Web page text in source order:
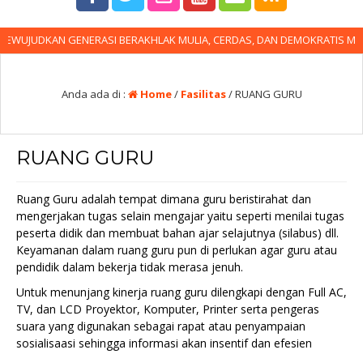
GENERASI BERAKHLAK MULIA, CERDAS, DAN DEMOKRATIS
Anda ada di : Home/ Fasilitas/RUANG GURU
RUANG GURU
Ruang Guru adalah tempat dimana guru beristirahat dan
mengerjakan tugas selain mengajar yaitu seperti menilai tugas
peserta didik dan membuat bahan ajar selajutnya (silabus) dll.
Keyamanan dalam ruang guru pun di perlukan agar guru atau
pendidik dalam bekerja tidak merasa jenuh.
Untuk menunjang kinerja ruang guru dilengkapi dengan Full AC,
TV, dan LCD Proyektor, Komputer, Printer serta pengeras
suara yang digunakan sebagai rapat atau penyampaian
sosialisaasi sehingga informasi akan insentif dan efesien